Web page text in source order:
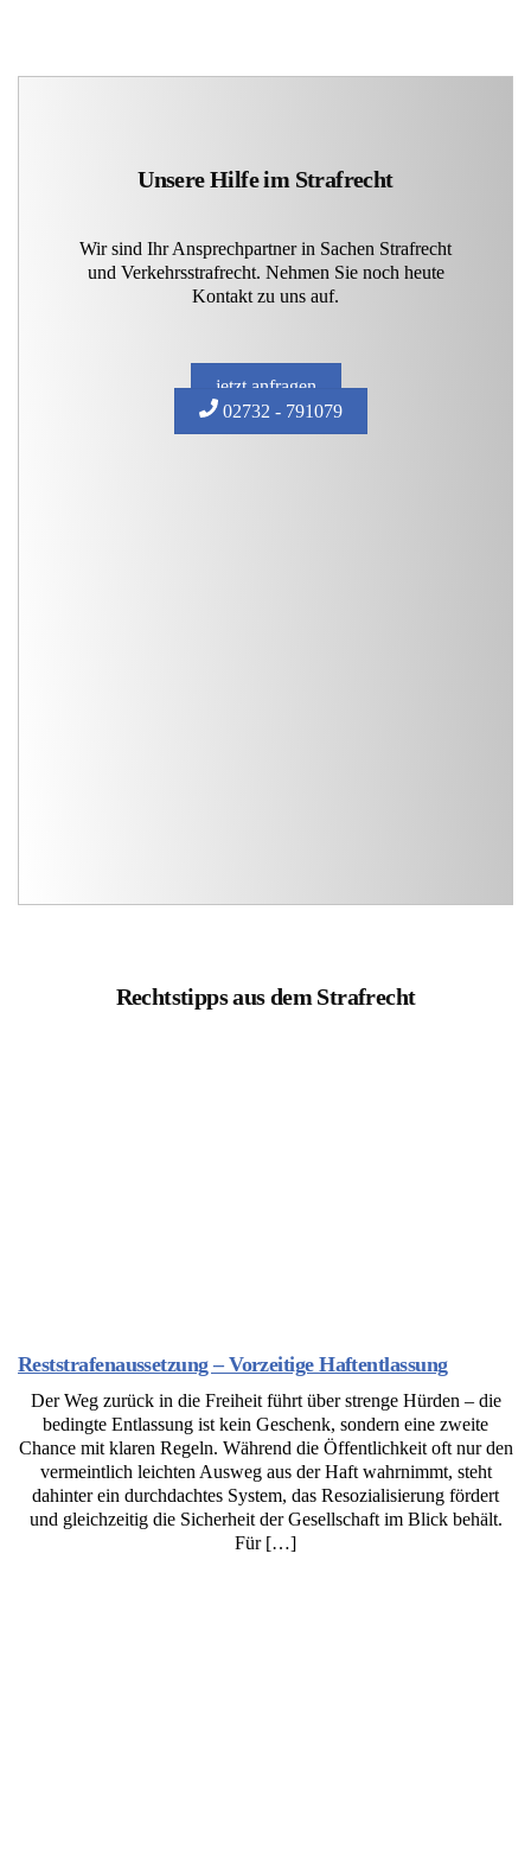
Unsere Hilfe im Strafrecht
Wir sind Ihr Ansprechpartner in Sachen Strafrecht
und Verkehrsstrafrecht. Nehmen Sie noch heute
Kontakt zu uns auf.
jetzt anfragen
02732 - 791079
Rechtstipps aus dem Strafrecht
Reststrafenaussetzung – Vorzeitige Haftentlassung
Der Weg zurück in die Freiheit führt über strenge Hürden – die
bedingte Entlassung ist kein Geschenk, sondern eine zweite
Chance mit klaren Regeln. Während die Öffentlichkeit oft nur den
vermeintlich leichten Ausweg aus der Haft wahrnimmt, steht
dahinter ein durchdachtes System, das Resozialisierung fördert
und gleichzeitig die Sicherheit der Gesellschaft im Blick behält.
Für […]